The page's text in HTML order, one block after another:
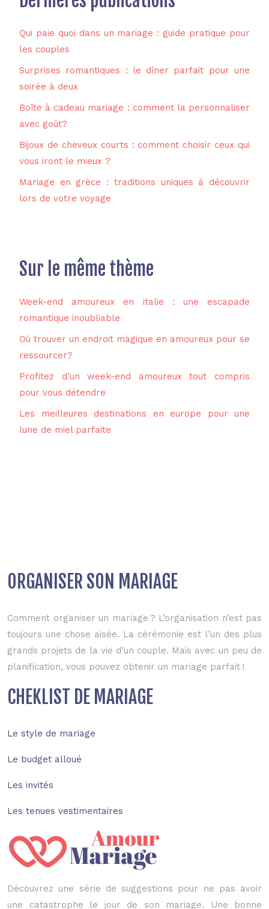
Qui paie quoi dans un mariage : guide pratique pour
les couples
Surprises romantiques : le dîner parfait pour une
soirée à deux
Boîte à cadeau mariage : comment la personnaliser
avec goût?
Bijoux de cheveux courts : comment choisir ceux qui
vous iront le mieux ?
Mariage en grèce : traditions uniques à découvrir
lors de votre voyage
Sur le même thème
Week-end amoureux en italie : une escapade
romantique inoubliable
Où trouver un endroit magique en amoureux pour se
ressourcer?
Profitez d’un week-end amoureux tout compris
pour vous détendre
Les meilleures destinations en europe pour une
lune de miel parfaite
ORGANISER SON MARIAGE
Comment organiser un mariage ? L’organisation n’est pas
toujours une chose aisée. La cérémonie est l’un des plus
grands projets de la vie d’un couple. Mais avec un peu de
planification, vous pouvez obtenir un mariage parfait !
CHEKLIST DE MARIAGE
Le style de mariage
Le budget alloué
Les invités
Les tenues vestimentaires
Découvrez une série de suggestions pour ne pas avoir
une catastrophe le jour de son mariage. Une bonne